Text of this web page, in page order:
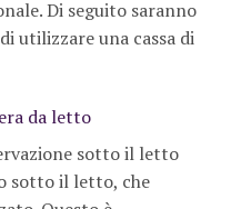
Di seguito saranno
utilizzare una cassa di
da letto
sotto il letto
sotto il letto, che